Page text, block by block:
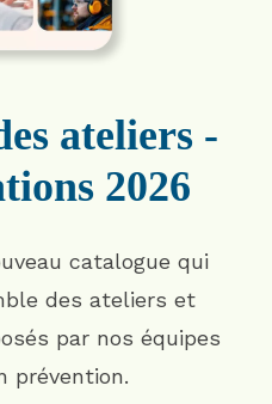
ateliers -
2026
catalogue qui
des ateliers et
par nos équipes
prévention.